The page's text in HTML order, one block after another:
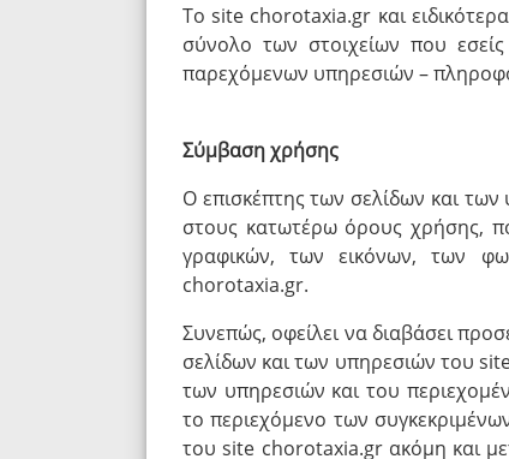
Το site chorotaxia.gr και
σύνολο των στοιχείων που εσείς
παρεχόμενων υπηρεσιών –
Σύμβαση χρήσης
Ο επισκέπτης των σελίδων και
στους κατωτέρω όρους χρήσης,
γραφικών, των εικόνων, των
chorotaxia.gr.
Συνεπώς, οφείλει να διαβάσει
σελίδων και των υπηρεσιών του
των υπηρεσιών και του
το περιεχόμενο των
του site chorotaxia.gr ακόμη και